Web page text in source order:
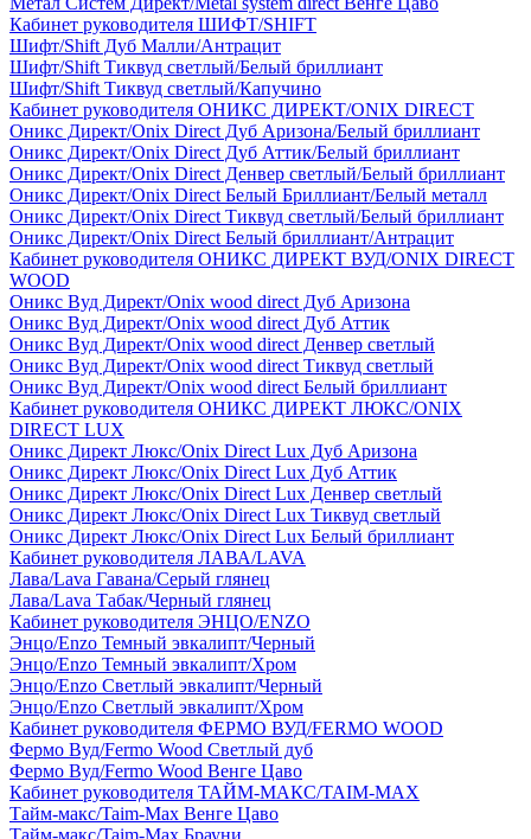
Кабинет руководителя ШИФТ/SHIFT
Шифт/Shift Дуб Малли/Антрацит
Шифт/Shift Тиквуд светлый/Белый бриллиант
Шифт/Shift Тиквуд светлый/Капучино
Кабинет руководителя ОНИКС ДИРЕКТ/ONIX DIRECT
Оникс Директ/Onix Direct Дуб Аризона/Белый бриллиант
Оникс Директ/Onix Direct Дуб Аттик/Белый бриллиант
Оникс Директ/Onix Direct Денвер светлый/Белый бриллиант
Оникс Директ/Onix Direct Белый Бриллиант/Белый металл
Оникс Директ/Onix Direct Тиквуд светлый/Белый бриллиант
Оникс Директ/Onix Direct Белый бриллиант/Антрацит
Кабинет руководителя ОНИКС ДИРЕКТ ВУД/ONIX DIRECT
WOOD
Оникс Вуд Директ/Onix wood direct Дуб Аризона
Оникс Вуд Директ/Onix wood direct Дуб Аттик
Оникс Вуд Директ/Onix wood direct Денвер светлый
Оникс Вуд Директ/Onix wood direct Тиквуд светлый
Оникс Вуд Директ/Onix wood direct Белый бриллиант
Кабинет руководителя ОНИКС ДИРЕКТ ЛЮКС/ONIX
DIRECT LUX
Оникс Директ Люкс/Onix Direct Lux Дуб Аризона
Оникс Директ Люкс/Onix Direct Lux Дуб Аттик
Оникс Директ Люкс/Onix Direct Lux Денвер светлый
Оникс Директ Люкс/Onix Direct Lux Тиквуд светлый
Оникс Директ Люкс/Onix Direct Lux Белый бриллиант
Кабинет руководителя ЛАВА/LAVA
Лава/Lava Гавана/Серый глянец
Лава/Lava Табак/Черный глянец
Кабинет руководителя ЭНЦО/ENZO
Энцо/Enzo Темный эвкалипт/Черный
Энцо/Enzo Темный эвкалипт/Хром
Энцо/Enzo Светлый эвкалипт/Черный
Энцо/Enzo Светлый эвкалипт/Хром
Кабинет руководителя ФЕРМО ВУД/FERMO WOOD
Фермо Вуд/Fermo Wood Светлый дуб
Фермо Вуд/Fermo Wood Венге Цаво
Кабинет руководителя ТАЙМ-МАКС/TAIM-MAX
Тайм-макс/Taim-Max Венге Цаво
Тайм-макс/Taim-Max Брауни